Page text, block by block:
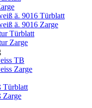
ä. 9016 Türblatt
ä. 9016 Zarge
Türblatt
Zarge
TB
Zarge
Türblatt
Zarge